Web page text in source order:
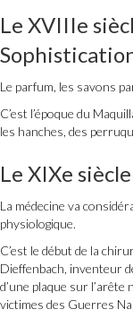
Le XVIIIe
Le parfum, les savons
C’est l’époque du
les hanches, des
Le XIXe
La médecine va
physiologique.
C’est le début de la
Dieffenbach, inventeur
d’une plaque sur
victimes des Guerres